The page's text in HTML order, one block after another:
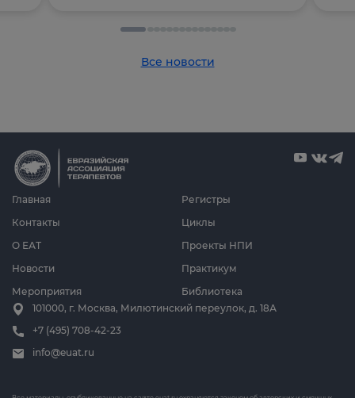
Все новости
Главная
О ЕАТ
Новости
Мероприятия
Циклы
Проекты НПИ
Практикум
Библиотека
Регистры
Контакты
101000, г. Москва, Милютинский переулок, д. 18А
+7 (495) 708-42-23
info@euat.ru